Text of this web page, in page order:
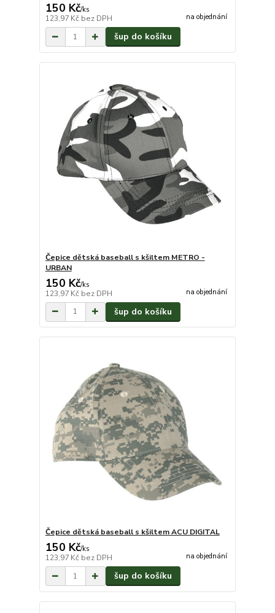
150 Kč/ks
123,97 Kč bez DPH na objednání
šup do košíku
Čepice dětská baseball s kšiltem METRO -
URBAN
150 Kč/ks
123,97 Kč bez DPH na objednání
šup do košíku
Čepice dětská baseball s kšiltem ACU DIGITAL
150 Kč/ks
123,97 Kč bez DPH na objednání
šup do košíku